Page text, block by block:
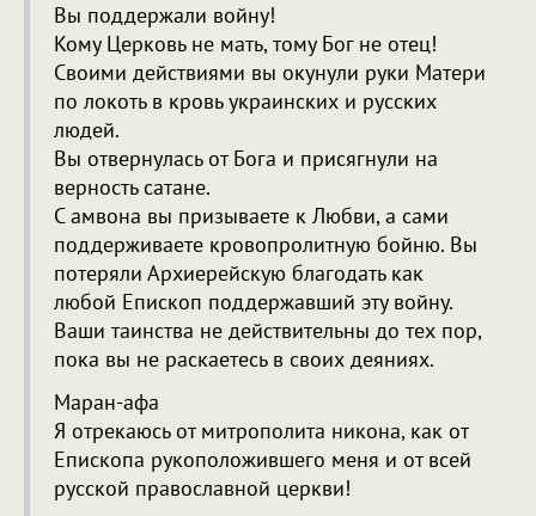
Вы поддержали войну!
Кому Церковь не мать, тому Бог не отец!
Своими действиями вы окунули руки Матери
по локоть в кровь украинских и русских
людей.
Вы отвернулась от Бога и присягнули на
верность сатане.
С амвона вы призываете к Любви, а сами
поддерживаете кровопролитную бойню. Вы
потеряли Архиерейскую благодать как
любой Епископ поддержавший эту войну.
Ваши таинства не действительны до тех пор,
пока вы не раскаетесь в своих деяниях.
Маран-афа
Я отрекаюсь от митрополита никона, как от
Епископа рукоположившего меня и от всей
русской православной церкви!